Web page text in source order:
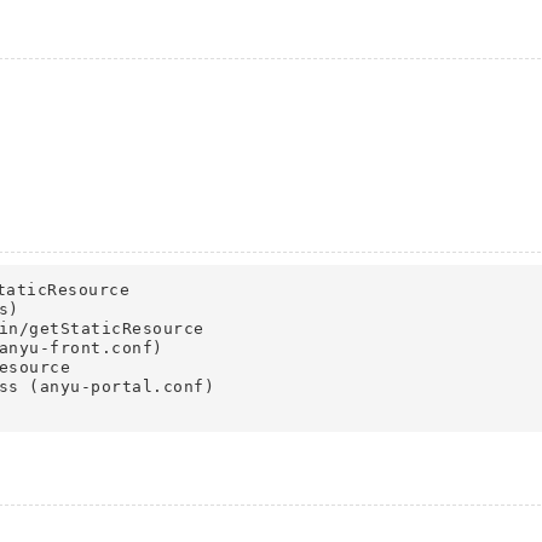
getStaticResource
front.conf)
(anyu-portal.conf)